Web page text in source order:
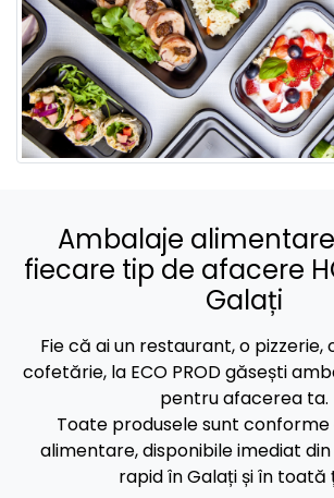
Ambalaje
fiecare tip de afacere
Galați
Fie că ai un restaurant, o pizzerie,
cofetărie, la ECO PROD găsești
pentru afacerea ta.
Toate produsele sunt
alimentare, disponibile imediat
rapid în Galați și în toată